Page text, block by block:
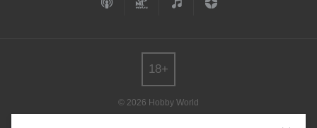
© 2026 Hobby World
18+